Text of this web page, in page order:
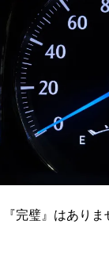
完璧』はありま